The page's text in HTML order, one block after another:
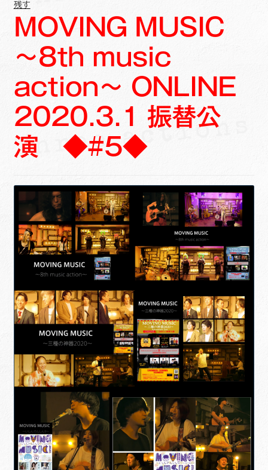
残す
MOVING MUSIC
～8th music
action～ ONLINE
2020.3.1 振替公
演 ◆#5◆